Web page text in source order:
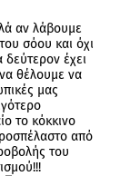
αν λάβουμε
σόου και όχι
έχει
θέλουμε να
μας
το κόκκινο
από
του